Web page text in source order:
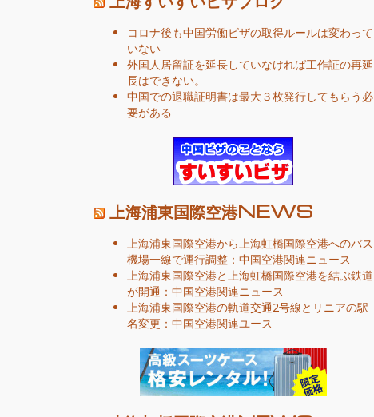
コロナ後も中国労働ビザの取得ルールは変わって
いない
外国人居留証を延長していなければ工作証の再延
長はできない。
中国での退職証明書は最大３枚発行してもらう必
要がある
上海浦東国際空港NEWS
上海浦東国際空港から上海虹橋国際空港へのバス
機場一線で運行調整：中国空港関連ニュース
上海浦東国際空港と上海虹橋国際空港を結ぶ鉄道
が開通：中国空港関連ニュース
上海浦東国際空港の軌道交通2号線とリニアの駅
名変更：中国空港関連ユース